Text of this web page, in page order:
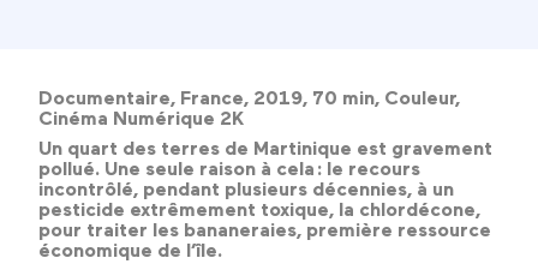
Documentaire, France, 2019, 70 min, Couleur,
Cinéma Numérique 2K
Un quart des terres de Martinique est gravement
pollué. Une seule raison à cela : le recours
incontrôlé, pendant plusieurs décennies, à un
pesticide extrêmement toxique, la chlordécone,
pour traiter les bananeraies, première ressource
économique de l’île.